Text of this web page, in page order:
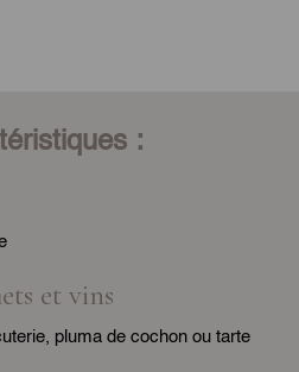
:
et vins
pluma de cochon ou tarte